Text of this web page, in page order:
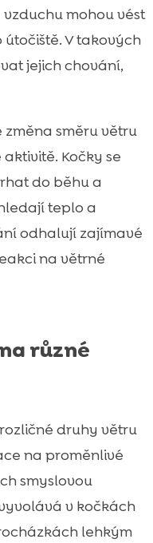
mohou vést
V takových
jejich chování,
směru větru
Kočky se
do běhu a
teplo a
odhalují zajímavé
na větrné
různé
druhy větru
na proměnlivé
smyslovou
v kočkách
lehkým